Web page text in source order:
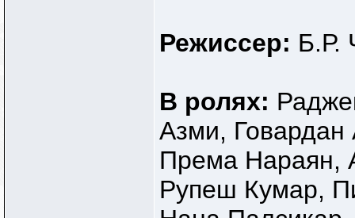
Режиссер: Б.Р.
В ролях:
Азми,
Према Нараян,
Рупеш Кумар,